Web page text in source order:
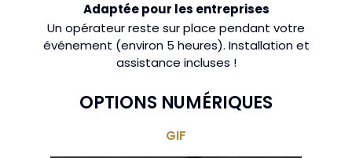
Adaptée pour les entreprises
Un opérateur reste sur place pendant votre
événement (environ 5 heures). Installation et
assistance incluses !
OPTIONS NUMÉRIQUES
GIF